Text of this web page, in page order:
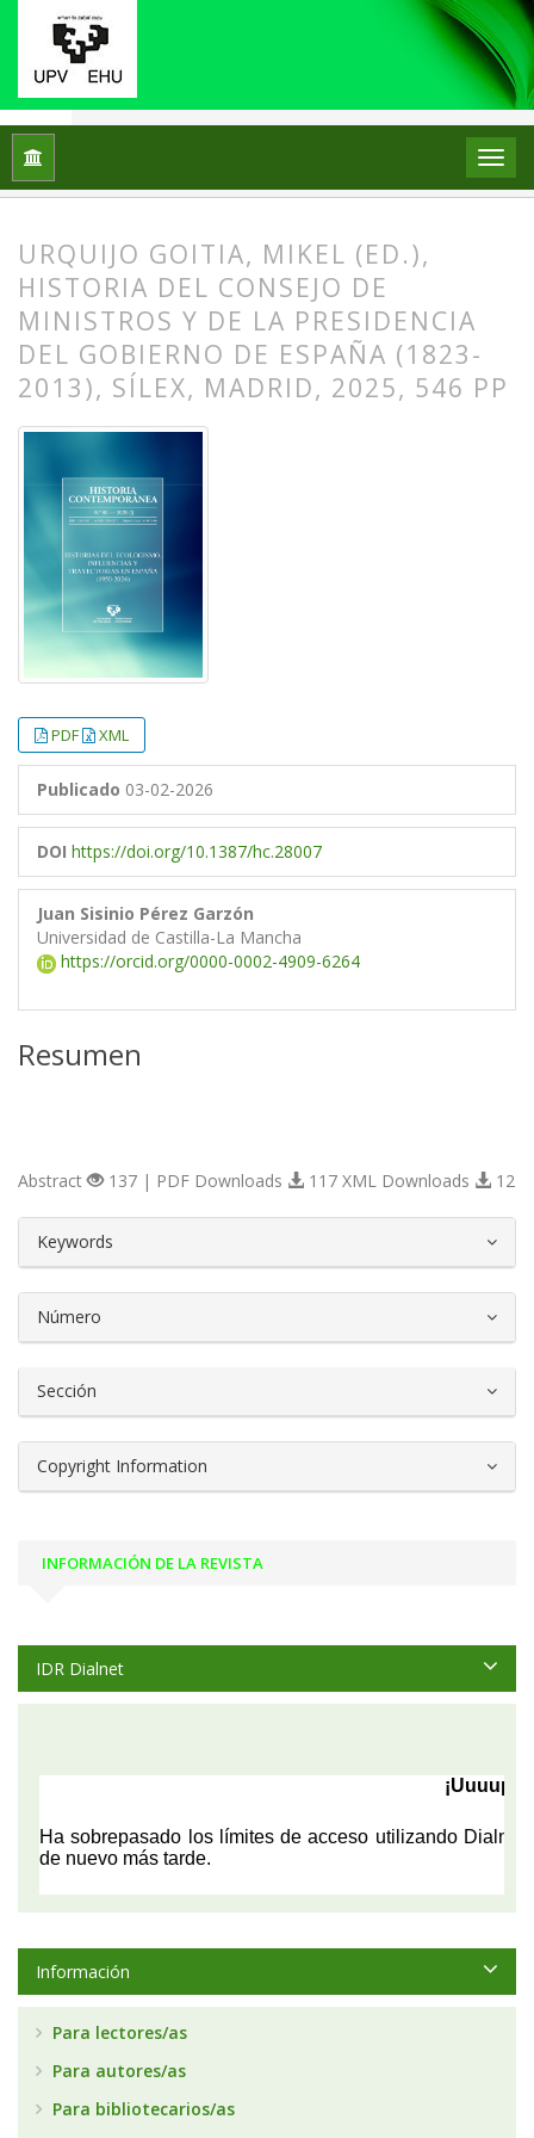
Inicio Núm. 80 (2026): Historias del ecologismo,
URQUIJO GOITIA, MIKEL (ED.),
HISTORIA DEL CONSEJO DE
MINISTROS Y DE LA PRESIDENCIA
DEL GOBIERNO DE ESPAÑA (1823-
2013), SÍLEX, MADRID, 2025, 546 PP
PDF XML
Publicado 03-02-2026
DOI https://doi.org/10.1387/hc.28007
Juan Sisinio Pérez Garzón
Universidad de Castilla-La Mancha
https://orcid.org/0000-0002-4909-6264
Resumen
Abstract 137 | PDF Downloads 117 XML Downloads 12
Keywords
Número
Sección
Copyright Information
INFORMACIÓN DE LA REVISTA
IDR Dialnet
Información
Para lectores/as
Para autores/as
Para bibliotecarios/as